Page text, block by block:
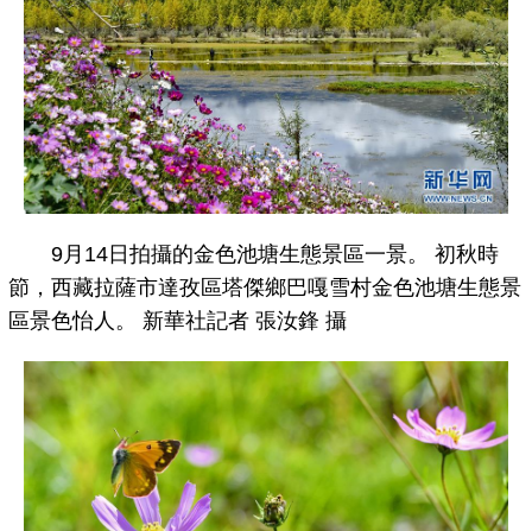
9月14日拍攝的金色池塘生態景區一景。 初秋時
節，西藏拉薩市達孜區塔傑鄉巴嘎雪村金色池塘生態景
區景色怡人。 新華社記者 張汝鋒 攝